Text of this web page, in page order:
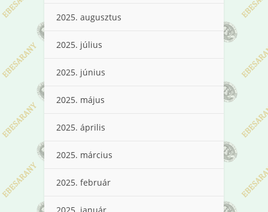
2025. augusztus
2025. július
2025. június
2025. május
2025. április
2025. március
2025. február